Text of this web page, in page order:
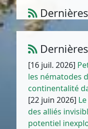
[16 juil. 2026]
les nématodes
continentalité
[22 juin 2026]
des alliés
potentiel